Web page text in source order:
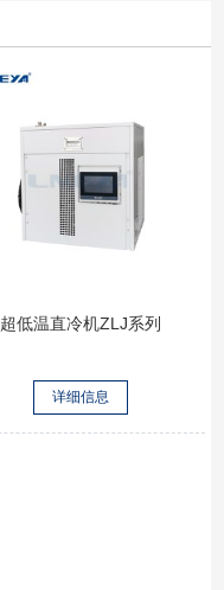
超低温直冷机ZLJ系列
详细信息